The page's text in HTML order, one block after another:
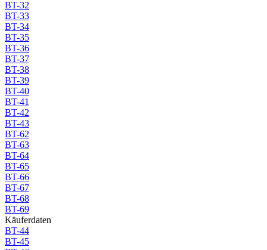
BT-32
BT-33
BT-34
BT-35
BT-36
BT-37
BT-38
BT-39
BT-40
BT-41
BT-42
BT-43
BT-62
BT-63
BT-64
BT-65
BT-66
BT-67
BT-68
BT-69
Käuferdaten
BT-44
BT-45